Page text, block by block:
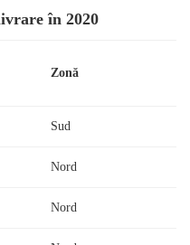
în 2020
Zonă
Sud
Nord
Nord